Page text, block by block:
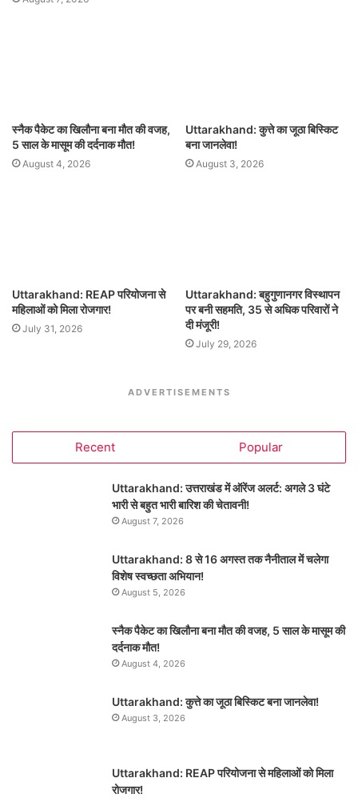
स्नैक पैकेट का खिलौना बना मौत की वजह,
5 साल के मासूम की दर्दनाक मौत!
August 4, 2026
Uttarakhand: कुत्ते का जूठा बिस्किट
बना जानलेवा!
August 3, 2026
Uttarakhand: REAP परियोजना से
महिलाओं को मिला रोजगार!
July 31, 2026
Uttarakhand: बहुगुणानगर विस्थापन
पर बनी सहमति, 35 से अधिक परिवारों ने
दी मंजूरी!
July 29, 2026
ADVERTISEMENTS
Recent Popular
Uttarakhand: उत्तराखंड में ऑरेंज अलर्ट: अगले 3 घंटे
भारी से बहुत भारी बारिश की चेतावनी!
August 7, 2026
Uttarakhand: 8 से 16 अगस्त तक नैनीताल में चलेगा
विशेष स्वच्छता अभियान!
August 5, 2026
स्नैक पैकेट का खिलौना बना मौत की वजह, 5 साल के मासूम की
दर्दनाक मौत!
August 4, 2026
Uttarakhand: कुत्ते का जूठा बिस्किट बना जानलेवा!
August 3, 2026
Uttarakhand: REAP परियोजना से महिलाओं को मिला
रोजगार!